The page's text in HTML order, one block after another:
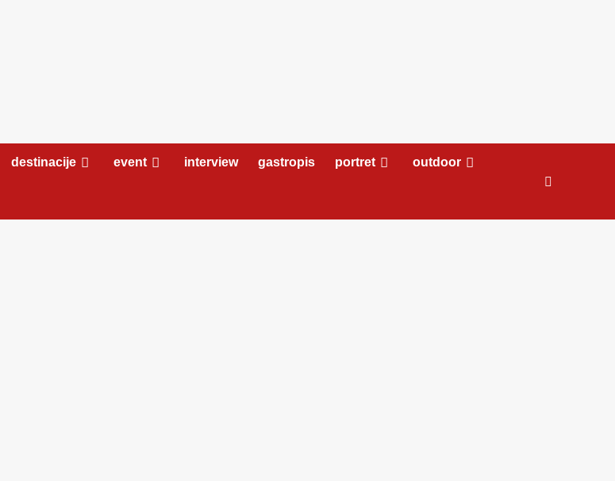
destinacije event interview gastropis portret outdoor